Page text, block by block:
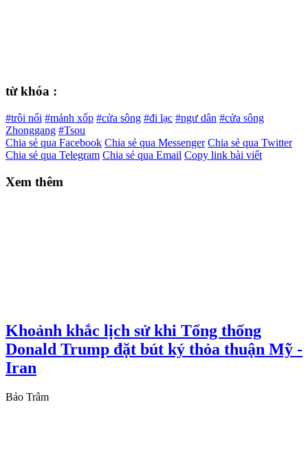
từ khóa :
#trôi nổi #mảnh xốp #cửa sông #đi lạc #ngư dân #cửa sông
Zhonggang #Tsou
Chia sẻ qua Facebook Chia sẻ qua Messenger Chia sẻ qua Twitter
Chia sẻ qua Telegram Chia sẻ qua Email Copy link bài viết
Xem thêm
Khoảnh khắc lịch sử khi Tổng thống
Donald Trump đặt bút ký thỏa thuận Mỹ -
Iran
Bảo Trâm